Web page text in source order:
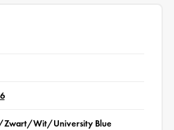
Zwart/Wit/University Blue